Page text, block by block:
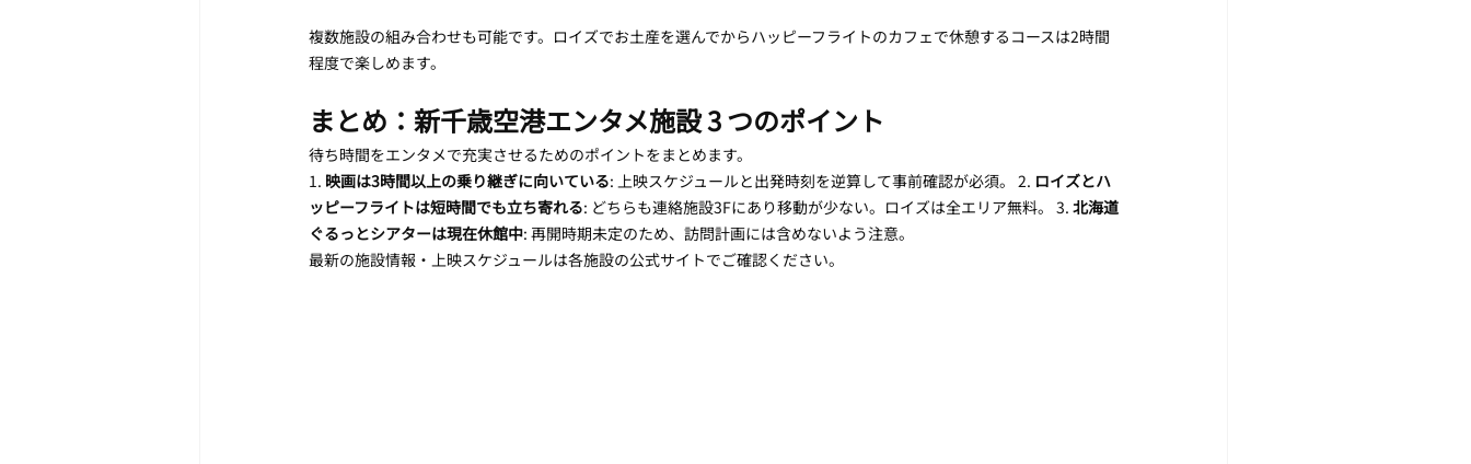
複数施設の組み合わせも可能です。ロイズでお土産を選んでからハッピーフライトのカフェで休憩するコースは2時間
程度で楽しめます。
まとめ：新千歳空港エンタメ施設 3 つのポイント
待ち時間をエンタメで充実させるためのポイントをまとめます。
1. 映画は3時間以上の乗り継ぎに向いている: 上映スケジュールと出発時刻を逆算して事前確認が必須。 2. ロイズとハ
ッピーフライトは短時間でも立ち寄れる: どちらも連絡施設3Fにあり移動が少ない。ロイズは全エリア無料。 3. 北海道
ぐるっとシアターは現在休館中: 再開時期未定のため、訪問計画には含めないよう注意。
最新の施設情報・上映スケジュールは各施設の公式サイトでご確認ください。